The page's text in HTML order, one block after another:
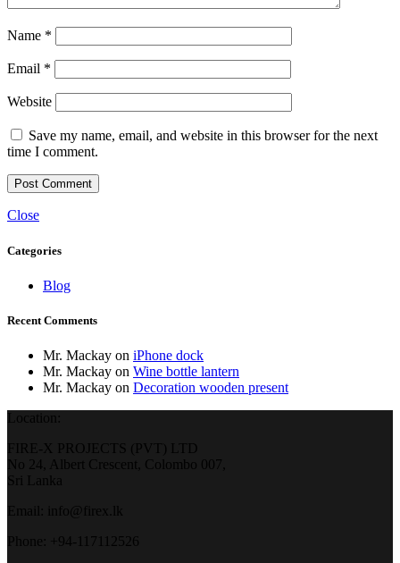
Name *
Email *
Website
Save my name, email, and website in this browser for the next
time I comment.
Close
Categories
Blog
Recent Comments
Mr. Mackay on iPhone dock
Mr. Mackay on Wine bottle lantern
Mr. Mackay on Decoration wooden present
Location:
FIRE-X PROJECTS (PVT) LTD
No 24, Albert Crescent, Colombo 007,
Sri Lanka
Email: info@firex.lk
Phone: +94-117112526